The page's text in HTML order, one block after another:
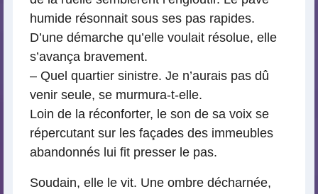
humide résonnait sous ses pas rapides.
D’une démarche qu’elle voulait résolue, elle
s’avança bravement.
– Quel quartier sinistre. Je n’aurais pas dû
venir seule, se murmura-t-elle.
Loin de la réconforter, le son de sa voix se
répercutant sur les façades des immeubles
abandonnés lui fit presser le pas.
Soudain, elle le vit. Une ombre décharnée,